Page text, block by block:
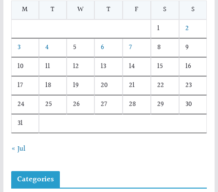
M
T W T F S
S
1
2
3
4 5 6 7 8
9
10
11 12 13 14 15
16
17
18 19 20 21 22
23
24
25 26 27 28 29
30
31
« Jul
Categories